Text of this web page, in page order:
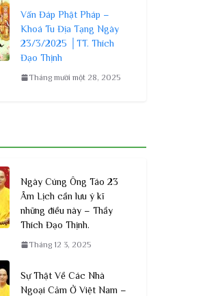
Vấn Đáp Phật Pháp –
Khoá Tu Địa Tạng Ngày
23/3/2025 │TT. Thích
Đạo Thịnh
Tháng mười một 28, 2025
Ngày Cúng Ông Táo 23
Âm Lịch cần lưu ý kĩ
những điều này – Thầy
Thích Đạo Thịnh.
Tháng 12 3, 2025
Sự Thật Về Các Nhà
Ngoại Cảm Ở Việt Nam –